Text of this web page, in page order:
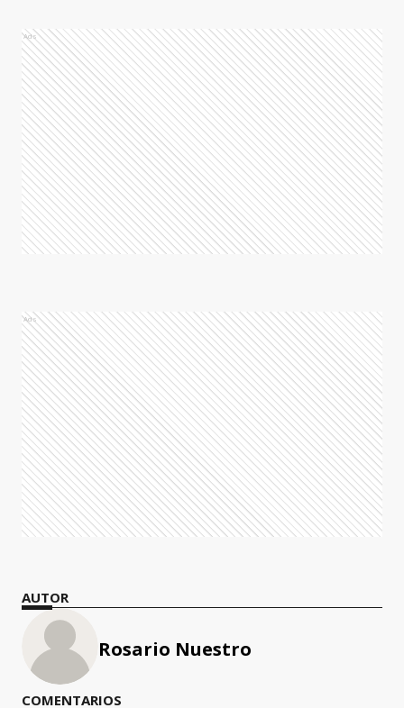
Ads
Ads
AUTOR
Rosario Nuestro
COMENTARIOS